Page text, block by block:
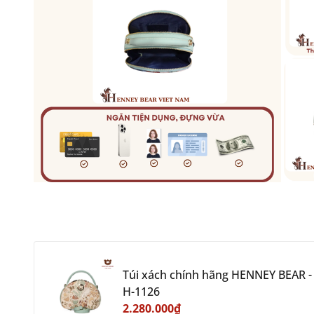
Túi xách chính hãng HENNEY BEAR -
H-1126
2.280.000₫